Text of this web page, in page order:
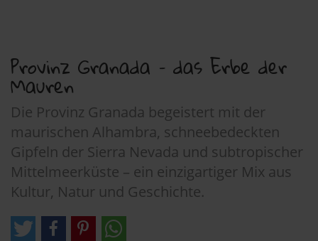
Provinz Granada – das Erbe der
Mauren
Die Provinz Granada begeistert mit der
maurischen Alhambra, schneebedeckten
Gipfeln der Sierra Nevada und subtropischer
Mittelmeerküste – ein einzigartiger Mix aus
Kultur, Natur und Geschichte.